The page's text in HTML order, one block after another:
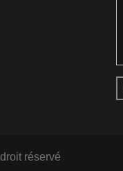
réservé